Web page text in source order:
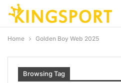
Home Golden Boy Web 2025
Browsing Tag